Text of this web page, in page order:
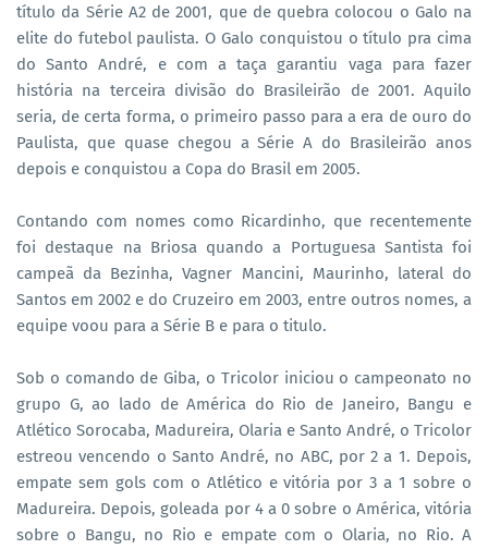
título da Série A2 de 2001, que de quebra colocou o Galo na
elite do futebol paulista. O Galo conquistou o título pra cima
do Santo André, e com a taça garantiu vaga para fazer
história na terceira divisão do Brasileirão de 2001. Aquilo
seria, de certa forma, o primeiro passo para a era de ouro do
Paulista, que quase chegou a Série A do Brasileirão anos
depois e conquistou a Copa do Brasil em 2005.
Contando com nomes como Ricardinho, que recentemente
foi destaque na Briosa quando a Portuguesa Santista foi
campeã da Bezinha, Vagner Mancini, Maurinho, lateral do
Santos em 2002 e do Cruzeiro em 2003, entre outros nomes, a
equipe voou para a Série B e para o titulo.
Sob o comando de Giba, o Tricolor iniciou o campeonato no
grupo G, ao lado de América do Rio de Janeiro, Bangu e
Atlético Sorocaba, Madureira, Olaria e Santo André, o Tricolor
estreou vencendo o Santo André, no ABC, por 2 a 1. Depois,
empate sem gols com o Atlético e vitória por 3 a 1 sobre o
Madureira. Depois, goleada por 4 a 0 sobre o América, vitória
sobre o Bangu, no Rio e empate com o Olaria, no Rio. A